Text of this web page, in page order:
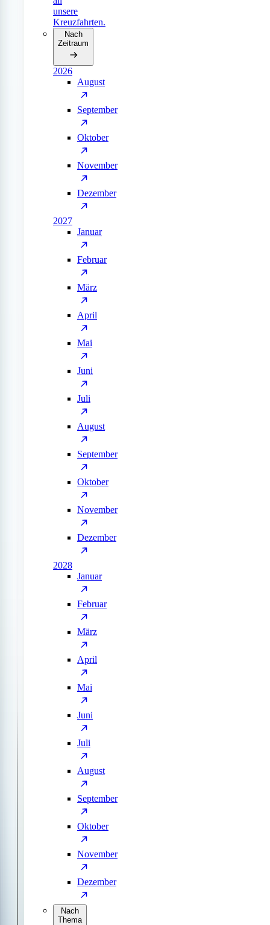
unsere
Kreuzfahrten.
Nach
Zeitraum
2026
August
September
Oktober
November
Dezember
2027
Januar
Februar
März
April
Mai
Juni
Juli
August
September
Oktober
November
Dezember
2028
Januar
Februar
März
April
Mai
Juni
Juli
August
September
Oktober
November
Dezember
Nach
Thema